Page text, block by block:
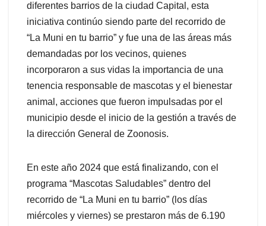
diferentes barrios de la ciudad Capital, esta
iniciativa continúo siendo parte del recorrido de
“La Muni en tu barrio” y fue una de las áreas más
demandadas por los vecinos, quienes
incorporaron a sus vidas la importancia de una
tenencia responsable de mascotas y el bienestar
animal, acciones que fueron impulsadas por el
municipio desde el inicio de la gestión a través de
la dirección General de Zoonosis.
En este año 2024 que está finalizando, con el
programa “Mascotas Saludables” dentro del
recorrido de “La Muni en tu barrio” (los días
miércoles y viernes) se prestaron más de 6.190